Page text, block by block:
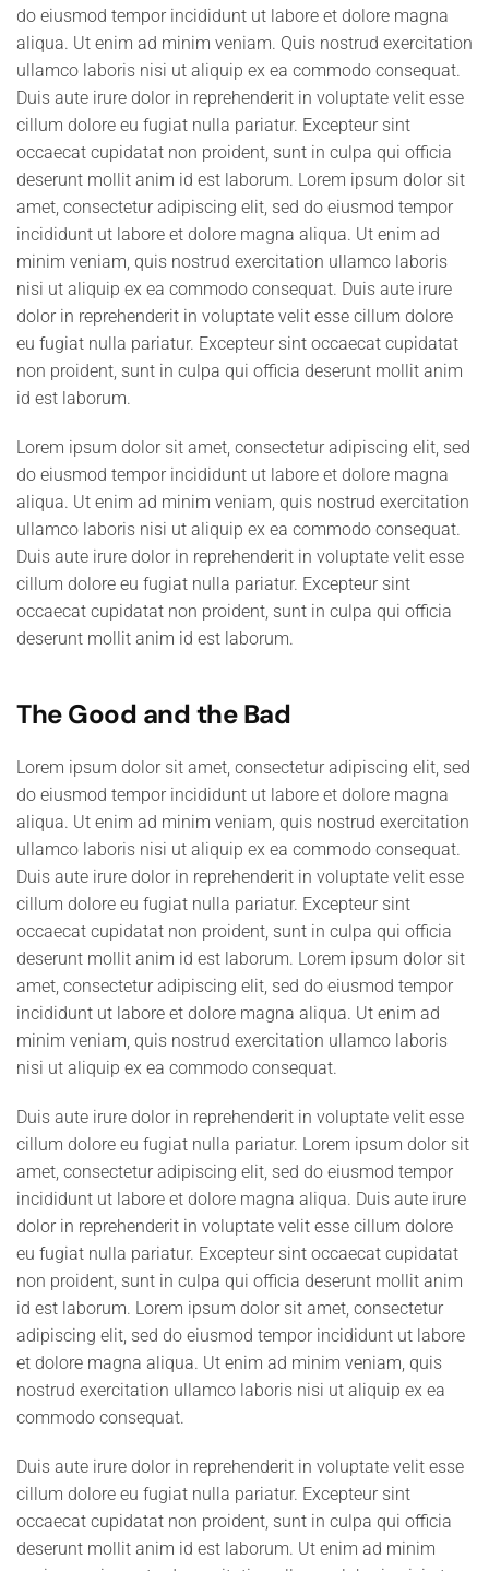
do eiusmod tempor incididunt ut labore et dolore magna
aliqua. Ut enim ad minim veniam. Quis nostrud exercitation
ullamco laboris nisi ut aliquip ex ea commodo consequat.
Duis aute irure dolor in reprehenderit in voluptate velit esse
cillum dolore eu fugiat nulla pariatur. Excepteur sint
occaecat cupidatat non proident, sunt in culpa qui officia
deserunt mollit anim id est laborum. Lorem ipsum dolor sit
amet, consectetur adipiscing elit, sed do eiusmod tempor
incididunt ut labore et dolore magna aliqua. Ut enim ad
minim veniam, quis nostrud exercitation ullamco laboris
nisi ut aliquip ex ea commodo consequat. Duis aute irure
dolor in reprehenderit in voluptate velit esse cillum dolore
eu fugiat nulla pariatur. Excepteur sint occaecat cupidatat
non proident, sunt in culpa qui officia deserunt mollit anim
id est laborum.
Lorem ipsum dolor sit amet, consectetur adipiscing elit, sed
do eiusmod tempor incididunt ut labore et dolore magna
aliqua. Ut enim ad minim veniam, quis nostrud exercitation
ullamco laboris nisi ut aliquip ex ea commodo consequat.
Duis aute irure dolor in reprehenderit in voluptate velit esse
cillum dolore eu fugiat nulla pariatur. Excepteur sint
occaecat cupidatat non proident, sunt in culpa qui officia
deserunt mollit anim id est laborum.
The Good and the Bad
Lorem ipsum dolor sit amet, consectetur adipiscing elit, sed
do eiusmod tempor incididunt ut labore et dolore magna
aliqua. Ut enim ad minim veniam, quis nostrud exercitation
ullamco laboris nisi ut aliquip ex ea commodo consequat.
Duis aute irure dolor in reprehenderit in voluptate velit esse
cillum dolore eu fugiat nulla pariatur. Excepteur sint
occaecat cupidatat non proident, sunt in culpa qui officia
deserunt mollit anim id est laborum. Lorem ipsum dolor sit
amet, consectetur adipiscing elit, sed do eiusmod tempor
incididunt ut labore et dolore magna aliqua. Ut enim ad
minim veniam, quis nostrud exercitation ullamco laboris
nisi ut aliquip ex ea commodo consequat.
Duis aute irure dolor in reprehenderit in voluptate velit esse
cillum dolore eu fugiat nulla pariatur. Lorem ipsum dolor sit
amet, consectetur adipiscing elit, sed do eiusmod tempor
incididunt ut labore et dolore magna aliqua. Duis aute irure
dolor in reprehenderit in voluptate velit esse cillum dolore
eu fugiat nulla pariatur. Excepteur sint occaecat cupidatat
non proident, sunt in culpa qui officia deserunt mollit anim
id est laborum. Lorem ipsum dolor sit amet, consectetur
adipiscing elit, sed do eiusmod tempor incididunt ut labore
et dolore magna aliqua. Ut enim ad minim veniam, quis
nostrud exercitation ullamco laboris nisi ut aliquip ex ea
commodo consequat.
Duis aute irure dolor in reprehenderit in voluptate velit esse
cillum dolore eu fugiat nulla pariatur. Excepteur sint
occaecat cupidatat non proident, sunt in culpa qui officia
deserunt mollit anim id est laborum. Ut enim ad minim